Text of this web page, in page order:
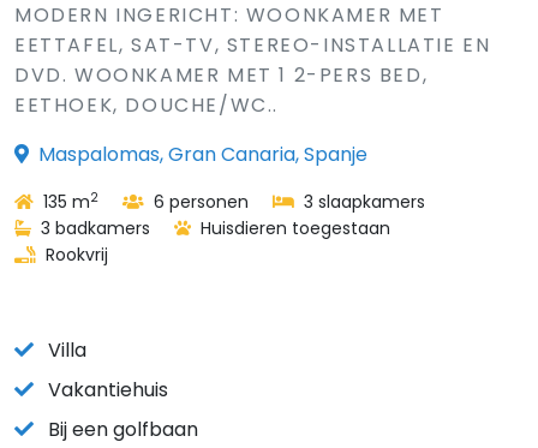
MODERN INGERICHT: WOONKAMER MET
EETTAFEL, SAT-TV, STEREO-INSTALLATIE EN
DVD. WOONKAMER MET 1 2-PERS BED,
EETHOEK, DOUCHE/WC..
Maspalomas, Gran Canaria, Spanje
135 m2 6 personen
3 slaapkamers
3 badkamers
Huisdieren toegestaan
Rookvrij
Villa
Vakantiehuis
Bij een golfbaan